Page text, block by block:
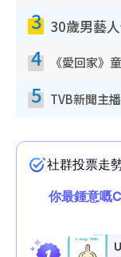
3
4
5